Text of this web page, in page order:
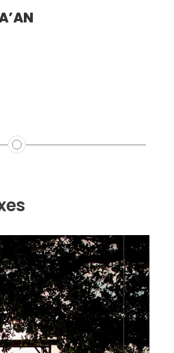
CHICHEN ITZA